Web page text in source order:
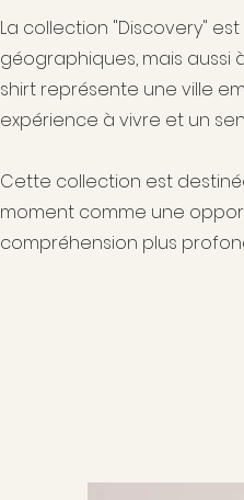
La collection "Discovery"
géographiques, mais
shirt représente une ville
expérience à vivre et un
Cette collection est
moment comme une
compréhension plus